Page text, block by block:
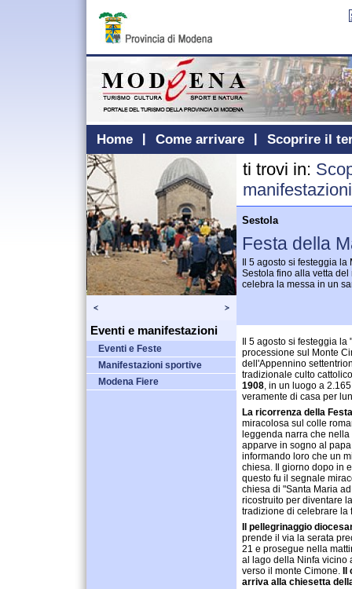
Home Come arrivare Scoprire il
Eventi e manifestazioni
Eventi e Feste
Manifestazioni sportive
Modena Fiere
ti trovi in:
manifestazioni
Sestola
Festa della
Il 5 agosto si festeggia
Sestola fino alla vetta
celebra la messa in un
Il 5 agosto si festeggia
processione sul Monte
dell'Appennino
tradizionale culto
1908, in un luogo a
veramente di casa per
La ricorrenza della
miracolosa sul colle
leggenda narra che
apparve in sogno al
informando loro che un
chiesa. Il giorno dopo in
questo fu il segnale
chiesa di "Santa Maria
ricostruito per diventare
tradizione di celebrare la
Il pellegrinaggio
prende il via la serata
21 e prosegue nella
al lago della Ninfa vicino
verso il monte Cimone.
arriva alla chiesetta